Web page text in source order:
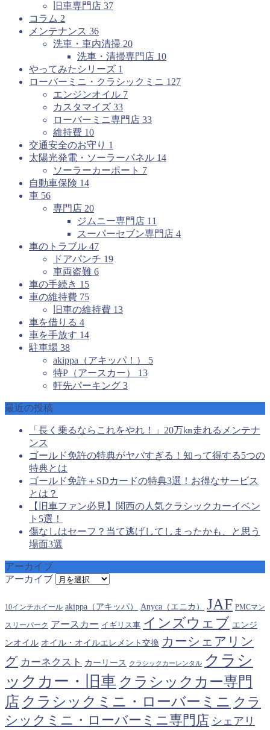
旧車専門店 37
コラム 2
メンテナンス 36
洗車・車内清掃 20
洗車・清掃専門店 10
やってみたシリーズ 1
ローバーミニ・クラシックミニ 127
エンジンオイル 7
カスタマイズ 33
ローバーミニ専門店 33
維持費 10
交通安全のお守り 1
太陽光発電・ソーラーパネル 14
ソーラーカーポート 7
自動車保険 14
車 56
専門店 20
ジムニー専門店 11
スーパーセブン専門店 4
車のトラブル 47
ドアパンチ 19
車両盗難 6
車の手続き 15
車の維持費 75
旧車の維持費 13
車を借りる 4
車を手放す 14
駐車場 38
akippa（アキッパ！） 5
特P（アースカー） 13
軒先パーキング 3
最近の投稿
「長く乗るならこれをやれ！」20万㎞走れるメンテナ
ンス
ゴールド免許の特典がヤバすぎる！知って得する5つの
特典とは
ゴールド免許＋SDカードの特典3選！お得なサービス
とは？
【旧車ファン必見】関西の人気クラシックカーイベン
ト5選！
傷なしはセーフ？当て逃げしてしまったかも、と思う
場面3選
アーカイブ
アーカイブ
10インチホイール akippa（アキッパ） Anyca（エニカ） JAF PMCマン
スリーパーク アースカー イギリス車 インズウェブ エンジ
ンオイル オイル・オイルエレメント交換 カーシェアリン
グ カーネクスト カーリース クラシックカーレンタル
クラシ
ックカー・旧車 クラシックカー専門
店 クラシックミニ・ローバーミニ クラ
シックミニ・ローバーミニ専門店 シェアリ